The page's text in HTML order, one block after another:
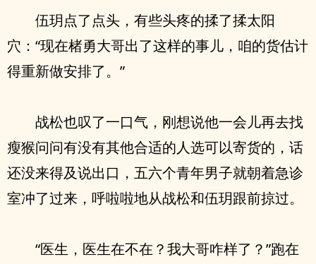
伍玥点了点头，有些头疼的揉了揉太阳
穴：“现在楮勇大哥出了这样的事儿，咱的货估计
得重新做安排了。”
战松也叹了一口气，刚想说他一会儿再去找
瘦猴问问有没有其他合适的人选可以寄货的，话
还没来得及说出口，五六个青年男子就朝着急诊
室冲了过来，呼啦啦地从战松和伍玥跟前掠过。
“医生，医生在不在？我大哥咋样了？”跑在